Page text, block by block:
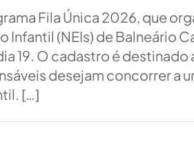
Fila Única 2026, que
Infantil (NEIs) de Balneário
19. O cadastro é destinado
desejam concorrer a
[…]